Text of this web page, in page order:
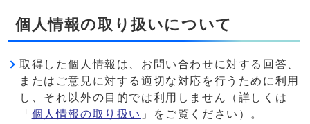
個人情報の取り扱いについて
取得した個人情報は、お問い合わせに対する回答、
またはご意見に対する適切な対応を行うために利用
し、それ以外の目的では利用しません（詳しくは
「 個人情報の取り扱い 」をご覧ください）。